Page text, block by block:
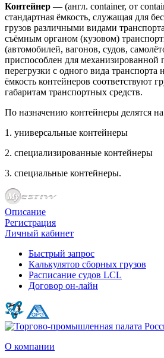
Контейнер — (англ. container, от
стандартная ёмкость, служащая для
грузов различными видами
съёмным органом (кузовом)
(автомобилей, вагонов, судов,
приспособлен для механизированной
перегрузки с одного вида транспорта
ёмкость контейнеров соответствуют
габаритам транспортных средств.
По назначению контейнеры делятся
1. универсальные контейнеры
2. специализированные контейнеры
3. специальные контейнеры.
Описание
Регистрация
Личный кабинет
Быстрый запрос
Калькулятор сборных грузов
Расписание судов LCL
Договор он-лайн
О компании